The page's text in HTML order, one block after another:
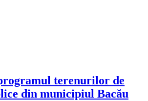
terenurilor de
din municipiul Bacău